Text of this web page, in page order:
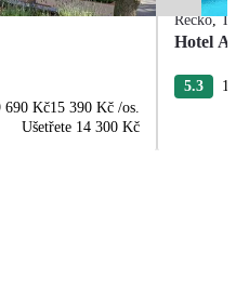
690 Kč15 390 Kč /os.
Ušetřete 14 300 Kč
Řecko,
Hotel
5.3